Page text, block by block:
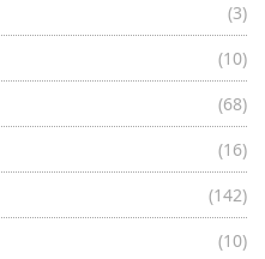
(3)
(10)
(68)
(16)
(142)
(10)